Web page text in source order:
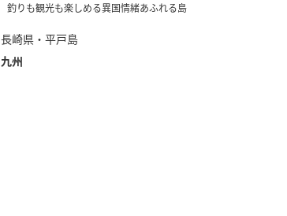
釣りも観光も楽しめる異国情緒あふれる島
長崎県・平戸島
九州